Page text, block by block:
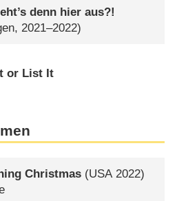
denn hier aus?!
2021–2022)
or List It
Christmas (USA 2022)